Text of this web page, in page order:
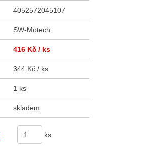
4052572045107
SW-Motech
416 Kč / ks
344 Kč / ks
1 ks
skladem
ks